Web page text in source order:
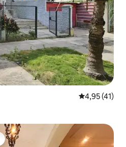
Évaluation
4,95 (41)